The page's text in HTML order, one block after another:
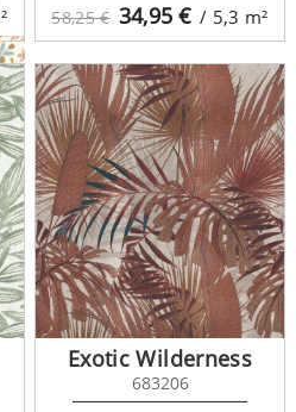
58,25 € 34,95 € / 5,3 m²
Exotic Wilderness
683206